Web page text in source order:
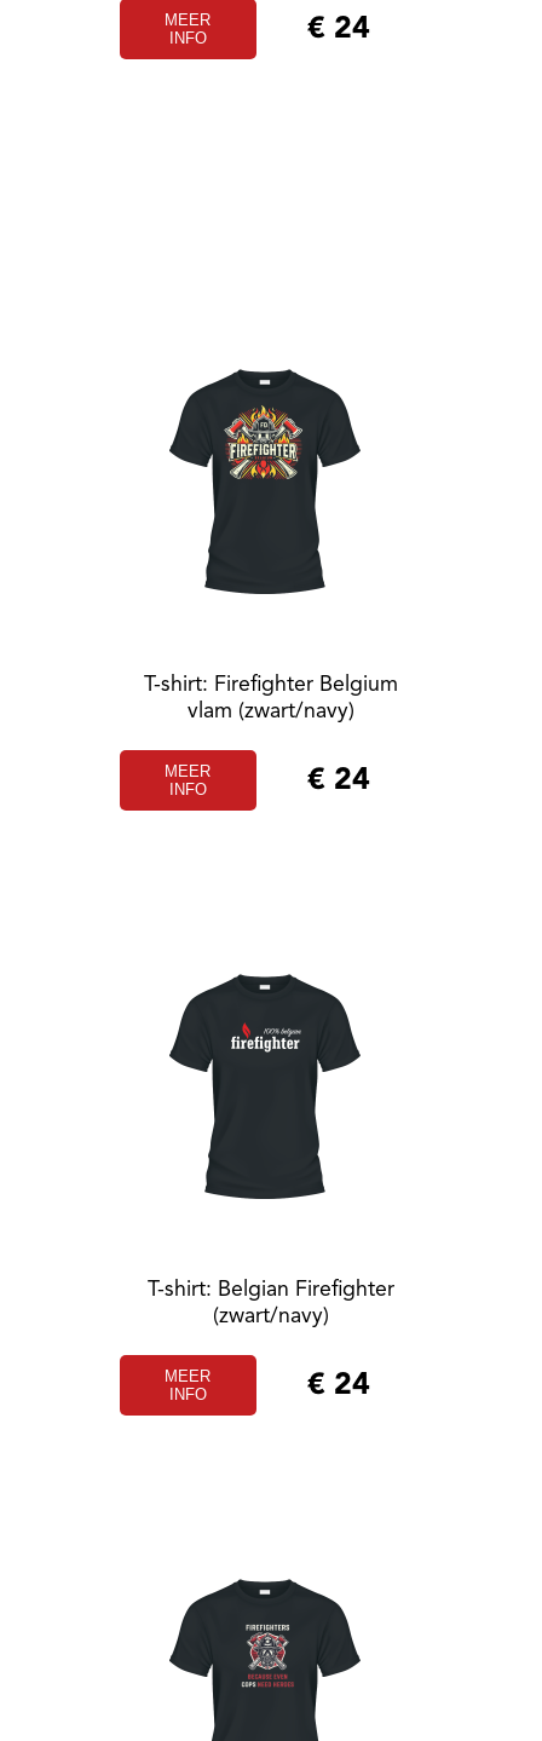
MEER
INFO
€ 24
T-shirt: Firefighter Belgium
vlam (zwart/navy)
MEER
INFO
€ 24
T-shirt: Belgian Firefighter
(zwart/navy)
MEER
INFO
€ 24